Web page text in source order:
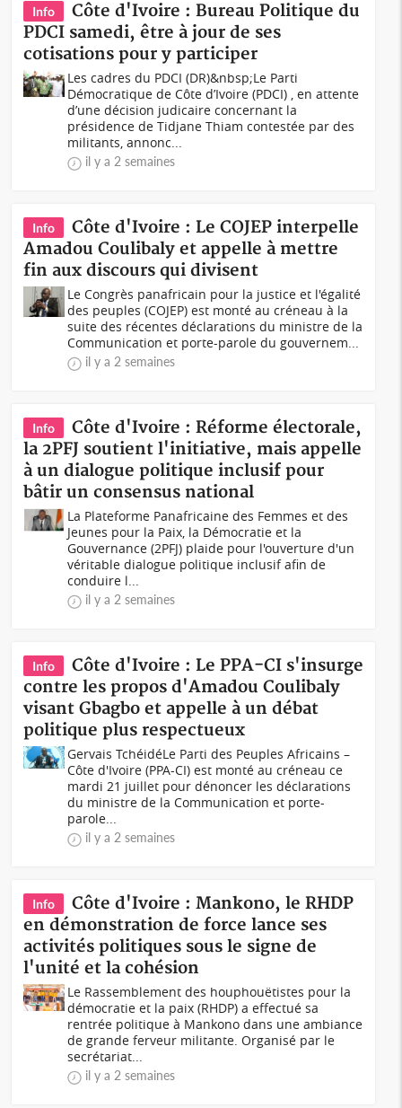
Info
Côte d'Ivoire : Bureau Politique du
PDCI samedi, être à jour de ses
cotisations pour y participer
Les cadres du PDCI (DR)&nbsp;Le Parti
Démocratique de Côte d’Ivoire (PDCI) , en attente
d’une décision judicaire concernant la
présidence de Tidjane Thiam contestée par des
militants, annonc...
il y a 2 semaines
Info
Côte d'Ivoire : Le COJEP interpelle
Amadou Coulibaly et appelle à mettre
fin aux discours qui divisent
Le Congrès panafricain pour la justice et l'égalité
des peuples (COJEP) est monté au créneau à la
suite des récentes déclarations du ministre de la
Communication et porte-parole du gouvernem...
il y a 2 semaines
Info
Côte d'Ivoire : Réforme électorale,
la 2PFJ soutient l'initiative, mais appelle
à un dialogue politique inclusif pour
bâtir un consensus national
La Plateforme Panafricaine des Femmes et des
Jeunes pour la Paix, la Démocratie et la
Gouvernance (2PFJ) plaide pour l'ouverture d'un
véritable dialogue politique inclusif afin de
conduire l...
il y a 2 semaines
Info
Côte d'Ivoire : Le PPA-CI s'insurge
contre les propos d'Amadou Coulibaly
visant Gbagbo et appelle à un débat
politique plus respectueux
Gervais TchéidéLe Parti des Peuples Africains –
Côte d'Ivoire (PPA-CI) est monté au créneau ce
mardi 21 juillet pour dénoncer les déclarations
du ministre de la Communication et porte-
parole...
il y a 2 semaines
Info
Côte d'Ivoire : Mankono, le RHDP
en démonstration de force lance ses
activités politiques sous le signe de
l'unité et la cohésion
Le Rassemblement des houphouëtistes pour la
démocratie et la paix (RHDP) a effectué sa
rentrée politique à Mankono dans une ambiance
de grande ferveur militante. Organisé par le
secrétariat...
il y a 2 semaines